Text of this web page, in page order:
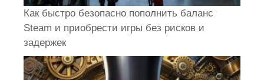
Как быстро безопасно пополнить баланс
Steam и приобрести игры без рисков и
задержек